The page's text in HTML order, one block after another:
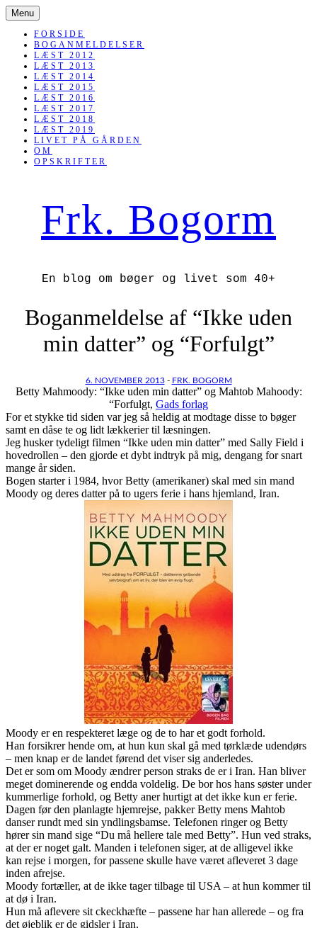
Menu SKIP
TO
CONTENT
FORSIDE
BOGANMELDELSER
LÆST 2012
LÆST 2013
LÆST 2014
LÆST 2015
LÆST 2016
LÆST 2017
LÆST 2018
LÆST 2019
LIVET PÅ GÅRDEN
OM
OPSKRIFTER
Frk. Bogorm
En blog om bøger og livet som 40+
Boganmeldelse af “Ikke uden
min datter” og “Forfulgt”
6. NOVEMBER 2013- FRK. BOGORM
Betty Mahmoody: “Ikke uden min datter” og Mahtob Mahoody:
“Forfulgt, Gads forlag
For et stykke tid siden var jeg så heldig at modtage disse to bøger
samt en dåse te og lidt lækkerier til læsningen.
Jeg husker tydeligt filmen “Ikke uden min datter” med Sally Field i
hovedrollen – den gjorde et dybt indtryk på mig, dengang for snart
mange år siden.
Bogen starter i 1984, hvor Betty (amerikaner) skal med sin mand
Moody og deres datter på to ugers ferie i hans hjemland, Iran.
Moody er en respekteret læge og de to har et godt forhold.
Han forsikrer hende om, at hun kun skal gå med tørklæde udendørs
– men knap er de landet førend det viser sig anderledes.
Det er som om Moody ændrer person straks de er i Iran. Han bliver
meget dominerende og endda voldelig. De bor hos hans søster under
kummerlige forhold, og Betty aner hurtigt at det ikke kun er ferie.
Dagen før den planlagte hjemrejse, pakker Betty mens Mahtob
danser rundt med sin yndlingsbamse. Telefonen ringer og Betty
hører sin mand sige “Du må hellere tale med Betty”. Hun ved straks,
at der er noget galt. Manden i telefonen siger, at de alligevel ikke
kan rejse i morgen, for passene skulle have været afleveret 3 dage
inden afrejse.
Moody fortæller, at de ikke tager tilbage til USA – at hun kommer til
at dø i Iran.
Hun må aflevere sit ckeckhæfte – passene har han allerede – og fra
det øjeblik er de gidsler i Iran.